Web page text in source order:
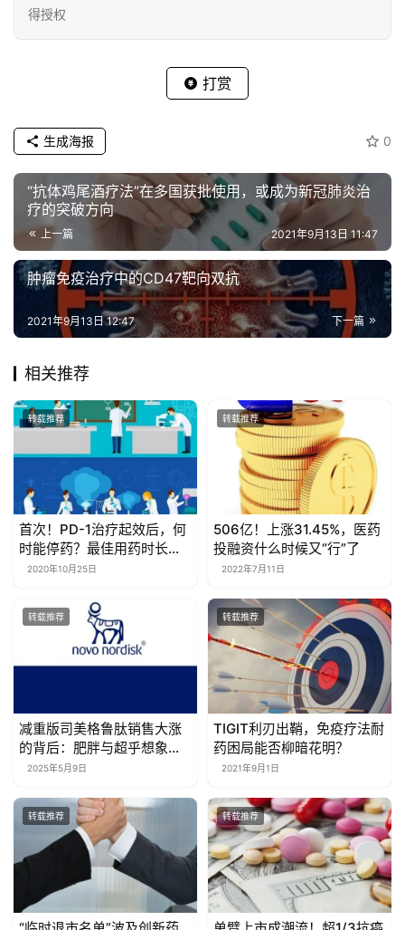
得授权
打赏
0
生成海报
“抗体鸡尾酒疗法”在多国获批使用，或成为新冠肺炎治
疗的突破方向
上一篇 2021年9月13日 11:47
肿瘤免疫治疗中的CD47靶向双抗
下一篇
2021年9月13日 12:47
相关推荐
转载推荐
首次！PD-1治疗起效后，何
时能停药？最佳用药时长研
究出世，顶级期刊《JCO》
2020年10月25日
转载推荐
506亿！上涨31.45%，医药
投融资什么时候又“行”了
2022年7月11日
转载推荐
减重版司美格鲁肽销售大涨
的背后：肥胖与超乎想象的
社会负担
2025年5月9日
转载推荐
TIGIT利刃出鞘，免疫疗法耐
药困局能否柳暗花明？
2021年9月1日
转载推荐 转载推荐